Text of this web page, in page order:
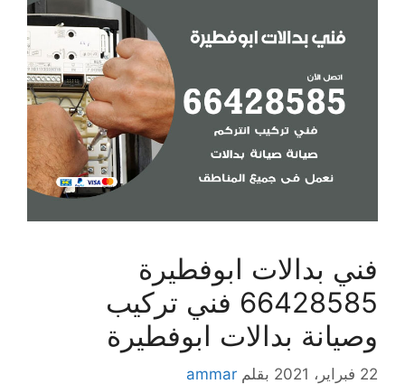
فني بدالات ابوفطيرة
66428585 فني تركيب
وصيانة بدالات ابوفطيرة
22 فبراير، 2021 بقلم ammar